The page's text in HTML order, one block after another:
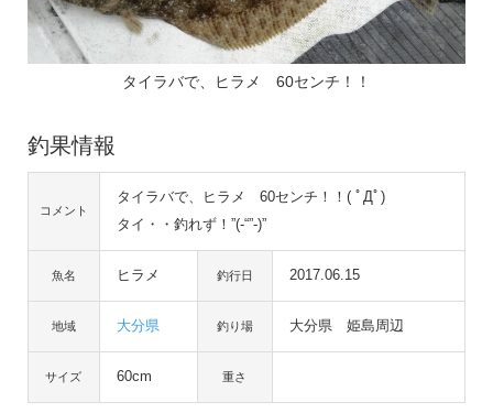
タイラバで、ヒラメ 60センチ！！
釣果情報
コメント
タイラバで、ヒラメ 60センチ！！( ﾟДﾟ)
タイ・・釣れず！”(-“”-)”
魚名 ヒラメ 釣行日 2017.06.15
地域 大分県 釣り場 大分県 姫島周辺
サイズ 60cm 重さ